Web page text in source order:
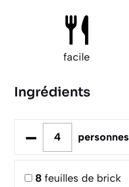
facile
Ingrédients
– personnes
8 feuilles de brick